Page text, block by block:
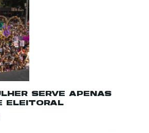
SERVE APENAS
ELEITORAL